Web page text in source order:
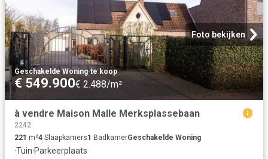
Foto bekijken
Geschakelde Woning·te koop
€ 549.900€ 2.488/m²
à vendre Maison Malle Merksplassebaan
2242
221 m²4 Slaapkamers1 BadkamerGeschakelde Woning
·Tuin·Parkeerplaats